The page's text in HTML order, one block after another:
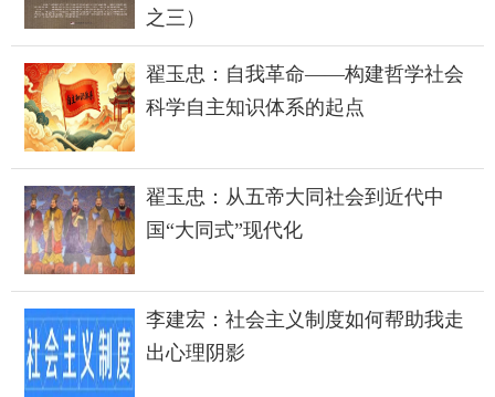
之三）
翟玉忠：自我革命——构建哲学社会
科学自主知识体系的起点
翟玉忠：从五帝大同社会到近代中
国“大同式”现代化
李建宏：社会主义制度如何帮助我走
出心理阴影